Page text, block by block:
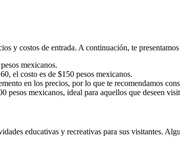
y costos de entrada. A continuación, te
mexicanos.
el costo es de $150 pesos mexicanos.
en los precios, por lo que te recomendamos
pesos mexicanos, ideal para aquellos que deseen
educativas y recreativas para sus visitantes.